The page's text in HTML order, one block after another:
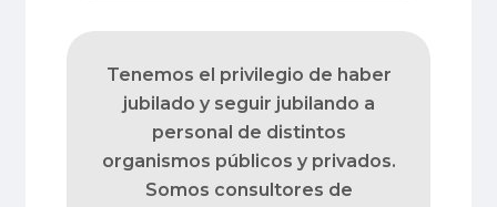
Tenemos el privilegio de haber
jubilado y seguir jubilando a
personal de distintos
organismos públicos y privados.
Somos consultores de